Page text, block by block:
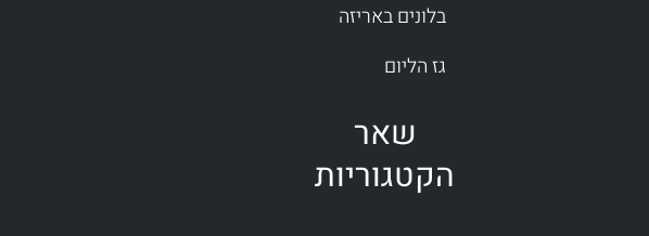
בלונים באריזה
גז הליום
שאר
הקטגוריות